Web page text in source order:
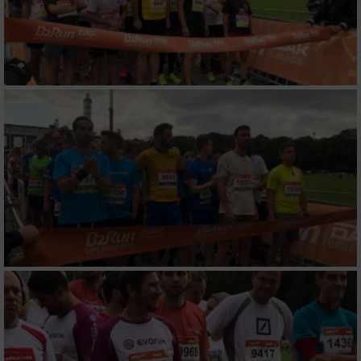
Verwendung reduzierter Daten zur Auswahl
IAB-Besonderheiten:
Verwendung genauer Standortdaten
Geräte anhand von aktiv angeforderten
Informationen identifizieren
Nicht-IAB-Verarbeitungszwecke:
Performance
Funktional